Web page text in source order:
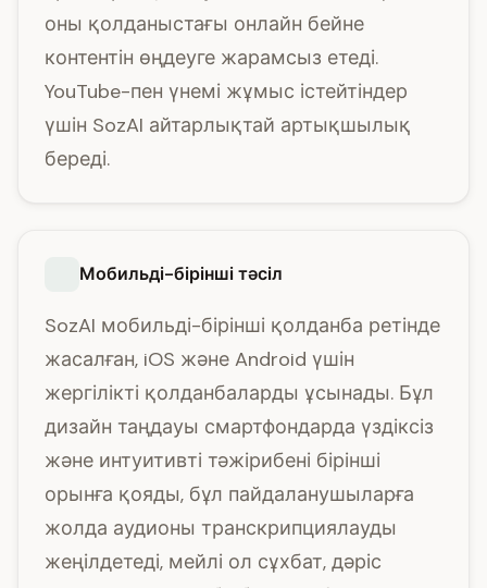
оны қолданыстағы онлайн бейне
контентін өңдеуге жарамсыз етеді.
YouTube-пен үнемі жұмыс істейтіндер
үшін SozAI айтарлықтай артықшылық
береді.
Мобильді-бірінші тәсіл
SozAI мобильді-бірінші қолданба ретінде
жасалған, iOS және Android үшін
жергілікті қолданбаларды ұсынады. Бұл
дизайн таңдауы смартфондарда үздіксіз
және интуитивті тәжірибені бірінші
орынға қояды, бұл пайдаланушыларға
жолда аудионы транскрипциялауды
жеңілдетеді, мейлі ол сұхбат, дәріс